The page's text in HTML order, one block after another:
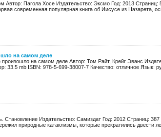
Автор: Пагола Хосе Издательство: Эксмо Год: 2013
современная популярная книга об Иисусе из Назарета,
на самом деле
на самом деле Автор: Том Райт, Крейг Эванс
33.5 mb ISBN: 978-5-699-38007-7 Качество: отличное Язык:
Становление Издательство: Самиздат Год: 2012 Страниц:
природные катаклизмы, которые прекратились двести